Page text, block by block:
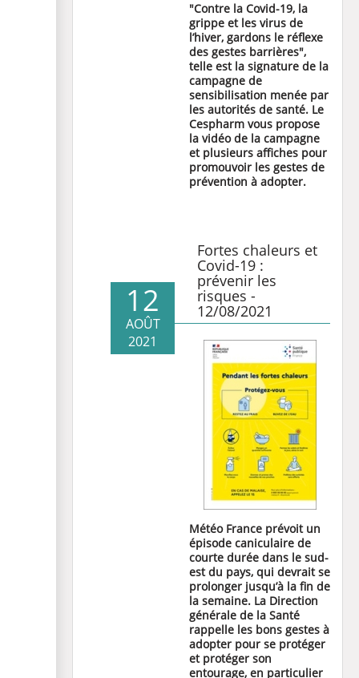
"Contre la Covid-19, la
grippe et les virus de
l’hiver, gardons le réflexe
des gestes barrières",
telle est la signature de la
campagne de
sensibilisation menée par
les autorités de santé. Le
Cespharm vous propose
la vidéo de la campagne
et plusieurs affiches pour
promouvoir les gestes de
prévention à adopter.
Fortes chaleurs et
Covid-19 :
prévenir les
risques -
12/08/2021
12
AOÛT
2021
Météo France prévoit un
épisode caniculaire de
courte durée dans le sud-
est du pays, qui devrait se
prolonger jusqu’à la fin de
la semaine. La Direction
générale de la Santé
rappelle les bons gestes à
adopter pour se protéger
et protéger son
entourage, en particulier